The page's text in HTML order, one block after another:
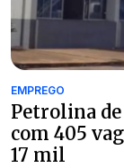
EMPREGO
Petrolina
com 405
17 mil